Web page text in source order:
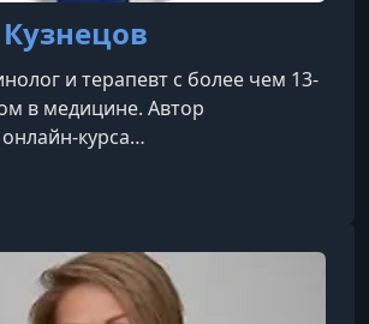
и терапевт с более чем 13-
в медицине. Автор
курса
пять лет работы в
помощи и более трех лет
опыт. Уже шесть лет
снижать вес, опираясь
на доказательную медицину,